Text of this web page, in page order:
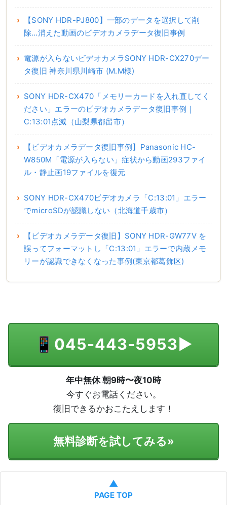
【SONY HDR-PJ800】一部のデータを選択して削
除…消えた動画のビデオカメラデータ復旧事例
電源が入らないビデオカメラSONY HDR-CX270デー
タ復旧 神奈川県川崎市 (M.M様)
SONY HDR-CX470「メモリーカードを入れ直してく
ださい」エラーのビデオカメラデータ復旧事例｜
C:13:01点滅（山梨県都留市）
【ビデオカメラデータ復旧事例】Panasonic HC-
W850M「電源が入らない」症状から動画293ファイ
ル・静止画19ファイルを復元
SONY HDR-CX470ビデオカメラ「C:13:01」エラー
でmicroSDが認識しない（北海道千歳市）
【ビデオカメラデータ復旧】SONY HDR-GW77V を
誤ってフォーマットし「C:13:01」エラーで内蔵メモ
リーが認識できなくなった事例(東京都葛飾区)
📱 045-443-5953▶
年中無休 朝9時〜夜10時
今すぐお電話ください。
復旧できるかおこたえします！
無料診断を試してみる»
▲
PAGE TOP